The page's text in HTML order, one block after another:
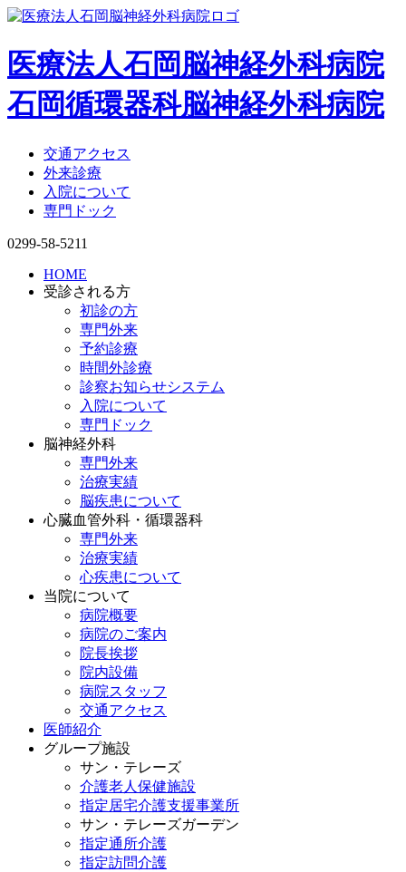
医療法人石岡脳神経外科病院
石岡循環器科脳神経外科病院
交通アクセス
外来診療
入院について
専門ドック
0299-58-5211
HOME
受診される方
初診の方
専門外来
予約診療
時間外診療
診察お知らせシステム
入院について
専門ドック
脳神経外科
専門外来
治療実績
脳疾患について
心臓血管外科・循環器科
専門外来
治療実績
心疾患について
当院について
病院概要
病院のご案内
院長挨拶
院内設備
病院スタッフ
交通アクセス
医師紹介
グループ施設
サン・テレーズ
介護老人保健施設
指定居宅介護支援事業所
サン・テレーズガーデン
指定通所介護
指定訪問介護